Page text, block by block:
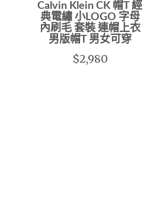
Calvin Klein CK 帽T 經
典電繡 小LOGO 字母
內刷毛 套裝 連帽上衣
男版帽T 男女可穿
$2,980